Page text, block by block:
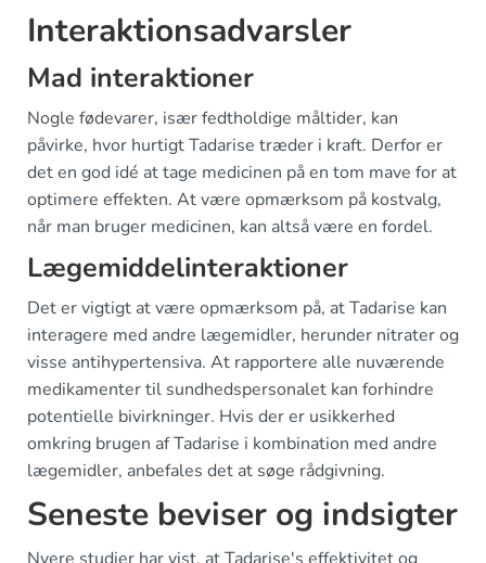
Interaktionsadvarsler
Mad interaktioner
Nogle fødevarer, især fedtholdige måltider, kan
påvirke, hvor hurtigt Tadarise træder i kraft. Derfor er
det en god idé at tage medicinen på en tom mave for at
optimere effekten. At være opmærksom på kostvalg,
når man bruger medicinen, kan altså være en fordel.
Lægemiddelinteraktioner
Det er vigtigt at være opmærksom på, at Tadarise kan
interagere med andre lægemidler, herunder nitrater og
visse antihypertensiva. At rapportere alle nuværende
medikamenter til sundhedspersonalet kan forhindre
potentielle bivirkninger. Hvis der er usikkerhed
omkring brugen af Tadarise i kombination med andre
lægemidler, anbefales det at søge rådgivning.
Seneste beviser og indsigter